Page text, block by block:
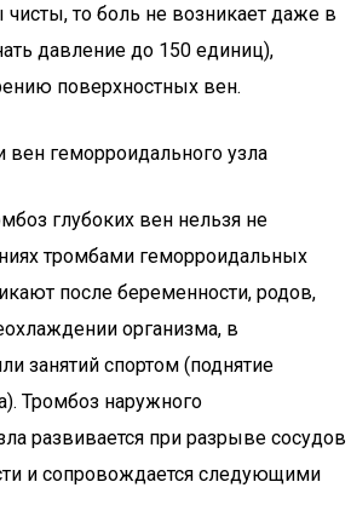
чисты, то боль не возникает даже в
давление до 150 единиц),
поверхностных вен.
геморроидального узла
глубоких вен нельзя не
тромбами геморроидальных
после беременности, родов,
организма, в
занятий спортом (поднятие
Тромбоз наружного
развивается при разрыве сосудов
и сопровождается следующими